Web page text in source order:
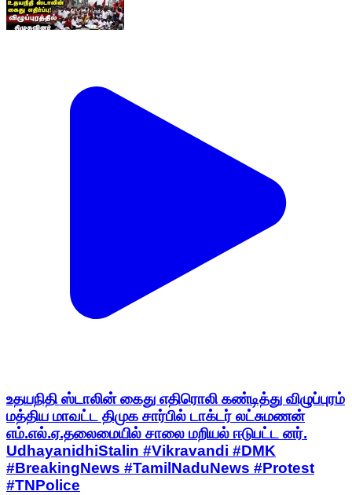
உதயநிதி ஸ்டாலின் கைது எதிரொலி கண்டித்து விழுப்புரம்
மத்திய மாவட்ட திமுக சார்பில் டாக்டர் லட்சுமணன்
எம்.எல்.ஏ.தலைமையில் சாலை மறியல் ஈடுபட்ட னர்.
UdhayanidhiStalin #Vikravandi #DMK
#BreakingNews #TamilNaduNews #Protest
#TNPolice